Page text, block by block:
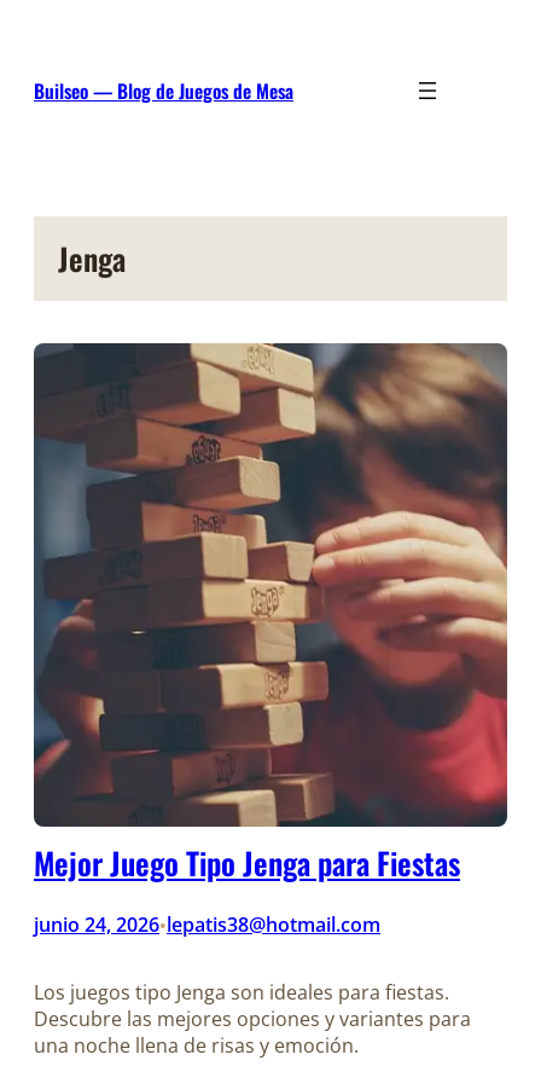
Builseo — Blog de Juegos de Mesa
Jenga
Mejor Juego Tipo Jenga para Fiestas
junio 24, 2026•lepatis38@hotmail.com
Los juegos tipo Jenga son ideales para fiestas.
Descubre las mejores opciones y variantes para
una noche llena de risas y emoción.